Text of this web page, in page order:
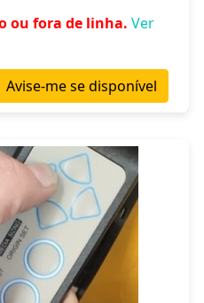
ou fora de linha. Ver
Avise-me se disponível